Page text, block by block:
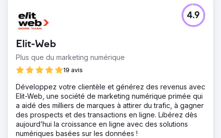
Elit-Web
Plus que du marketing numérique
19 avis
4.9
Développez votre clientèle et générez des revenus avec
Elit-Web, une société de marketing numérique primée qui
a aidé des milliers de marques à attirer du trafic, à gagner
des prospects et des transactions en ligne. Libérez dès
aujourd’hui la croissance en ligne avec des solutions
numériques basées sur les données !